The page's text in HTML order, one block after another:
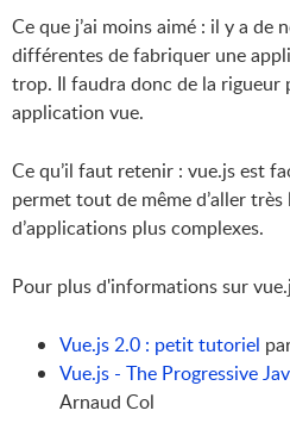
Ce que j’ai moins aimé : il y a de
différentes de fabriquer une
trop. Il faudra donc de la
application vue.
Ce qu’il faut retenir : vue.js est
permet tout de même d’aller
d’applications plus complexes.
Pour plus d'informations sur
Vue.js 2.0 : petit tutoriel
Vue.js - The Progressive
Arnaud Col